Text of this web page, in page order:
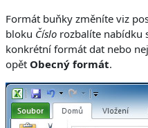
Formát buňky změníte viz
bloku Číslo rozbalíte nabídku
konkrétní formát dat nebo
opět Obecný formát.